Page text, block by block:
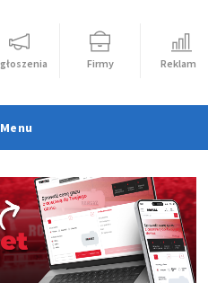
Firmy Reklama
Menu